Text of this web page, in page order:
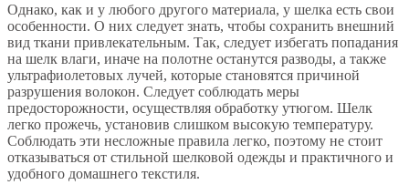
Однако, как и у любого другого материала, у шелка есть свои
особенности. О них следует знать, чтобы сохранить внешний
вид ткани привлекательным. Так, следует избегать попадания
на шелк влаги, иначе на полотне останутся разводы, а также
ультрафиолетовых лучей, которые становятся причиной
разрушения волокон. Следует соблюдать меры
предосторожности, осуществляя обработку утюгом. Шелк
легко прожечь, установив слишком высокую температуру.
Соблюдать эти несложные правила легко, поэтому не стоит
отказываться от стильной шелковой одежды и практичного и
удобного домашнего текстиля.